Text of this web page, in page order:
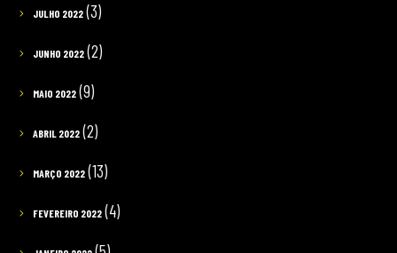
JULHO 2022(3)
JUNHO 2022(2)
MAIO 2022(9)
ABRIL 2022(2)
MARÇO 2022(13)
FEVEREIRO 2022(4)